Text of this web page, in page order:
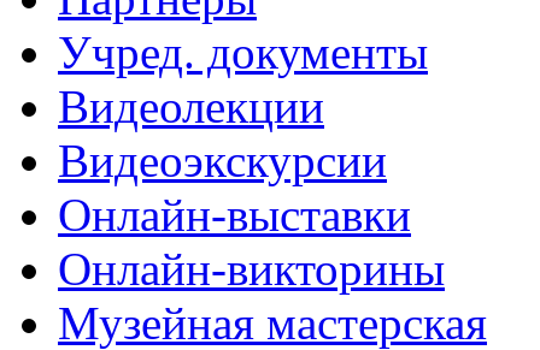
Учред. документы
Видеолекции
Видеоэкскурсии
Онлайн-выставки
Онлайн-викторины
Музейная мастерская